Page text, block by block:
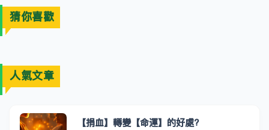
猜你喜歡
人氣文章
【捐血】轉變【命運】的好處?